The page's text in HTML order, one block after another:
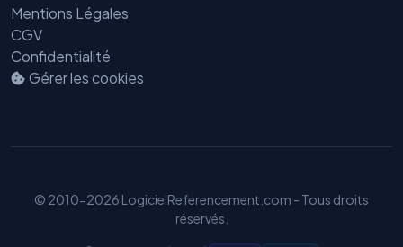
Mentions Légales
CGV
Confidentialité
Gérer les cookies
© 2010-2026 LogicielReferencement.com - Tous droits
réservés.